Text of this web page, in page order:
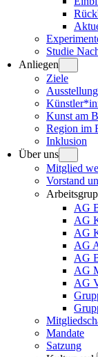
Studie
Anliegen
Ziele
Kunst am
Region im
Inklusion
Über uns
Mitglied
Vorstand
AG
AG
AG
AG
AG
AG
AG
Mandate
Satzung